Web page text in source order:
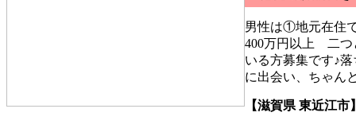
男性は①地元在住
400万円以上 二つ
いる方募集です♪
に出会い、ちゃん
【滋賀県 東近江市